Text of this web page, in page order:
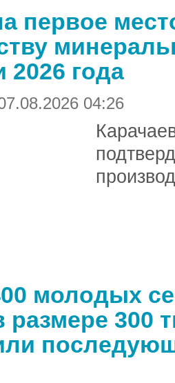
первое
2026 года
04:26
молодых
размере 300